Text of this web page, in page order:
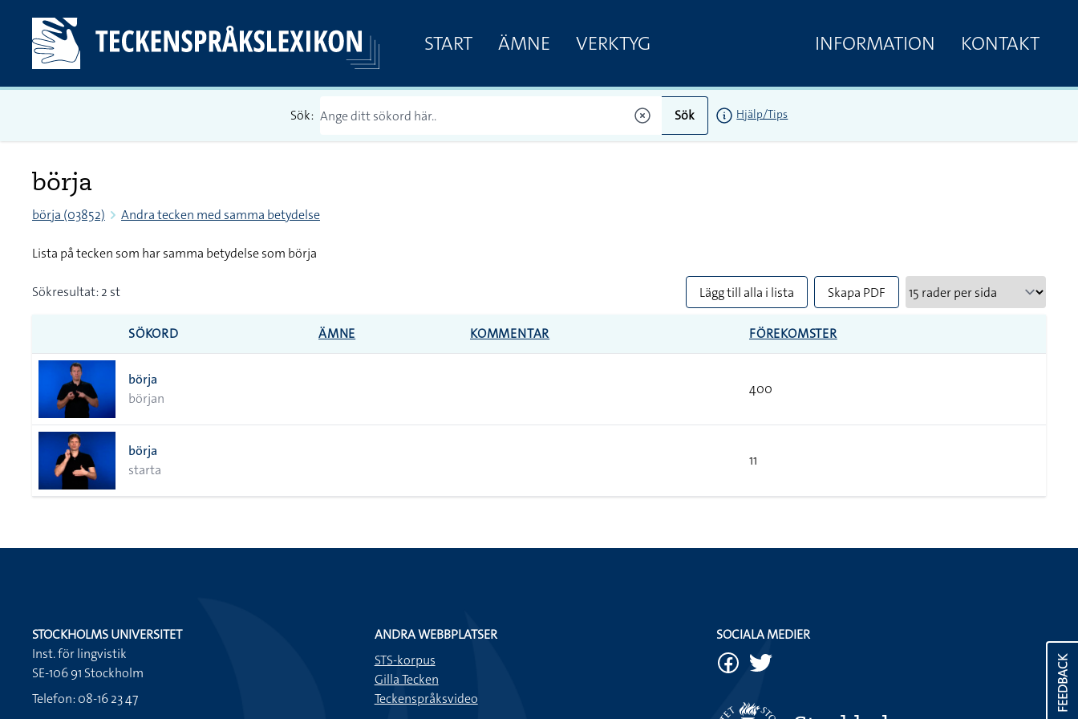
START ÄMNE VERKTYG INFORMATION KONTAKT
Sök: Sök Hjälp/Tips
börja
börja (03852) Andra tecken med samma betydelse
Lista på tecken som har samma betydelse som börja
Sökresultat: 2 st Lägg till alla i lista Skapa PDF
SÖKORD ÄMNE KOMMENTAR FÖREKOMSTER
börja
början
400
börja
starta
11
FEEDBACK
STOCKHOLMS UNIVERSITET
Inst. för lingvistik
SE-106 91 Stockholm
Telefon: 08-16 23 47
ANDRA WEBBPLATSER
STS-korpus
Gilla Tecken
Teckenspråksvideo
SOCIALA MEDIER